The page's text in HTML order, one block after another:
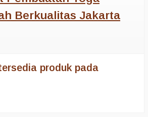
Berkualitas Jakarta
produk pada